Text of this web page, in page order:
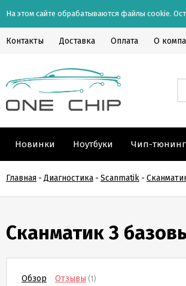
На этом сайте обрабатываются файлы cookie.
Контакты Доставка Оплата О
Новинки Ноутбуки Чип-тюнинг
Главная - Диагностика - Scanmatik -
Сканматик 3
Обзор Отзывы (1)